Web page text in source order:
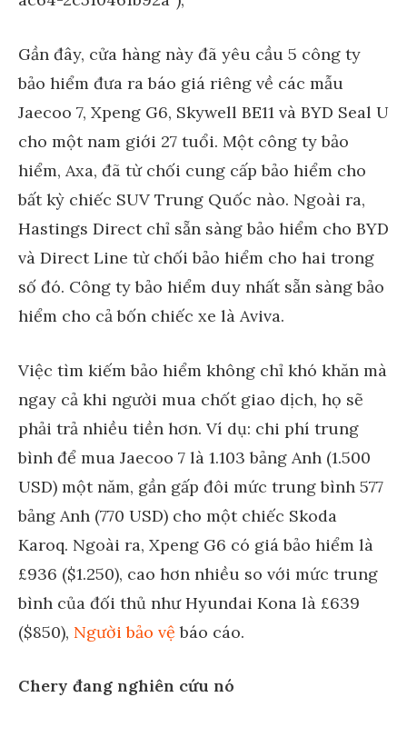
Gần đây, cửa hàng này đã yêu cầu 5 công ty
bảo hiểm đưa ra báo giá riêng về các mẫu
Jaecoo 7, Xpeng G6, Skywell BE11 và BYD Seal U
cho một nam giới 27 tuổi. Một công ty bảo
hiểm, Axa, đã từ chối cung cấp bảo hiểm cho
bất kỳ chiếc SUV Trung Quốc nào. Ngoài ra,
Hastings Direct chỉ sẵn sàng bảo hiểm cho BYD
và Direct Line từ chối bảo hiểm cho hai trong
số đó. Công ty bảo hiểm duy nhất sẵn sàng bảo
hiểm cho cả bốn chiếc xe là Aviva.
Việc tìm kiếm bảo hiểm không chỉ khó khăn mà
ngay cả khi người mua chốt giao dịch, họ sẽ
phải trả nhiều tiền hơn. Ví dụ: chi phí trung
bình để mua Jaecoo 7 là 1.103 bảng Anh (1.500
USD) một năm, gần gấp đôi mức trung bình 577
bảng Anh (770 USD) cho một chiếc Skoda
Karoq. Ngoài ra, Xpeng G6 có giá bảo hiểm là
£936 ($1.250), cao hơn nhiều so với mức trung
bình của đối thủ như Hyundai Kona là £639
($850), Người bảo vệ báo cáo.
Chery đang nghiên cứu nó